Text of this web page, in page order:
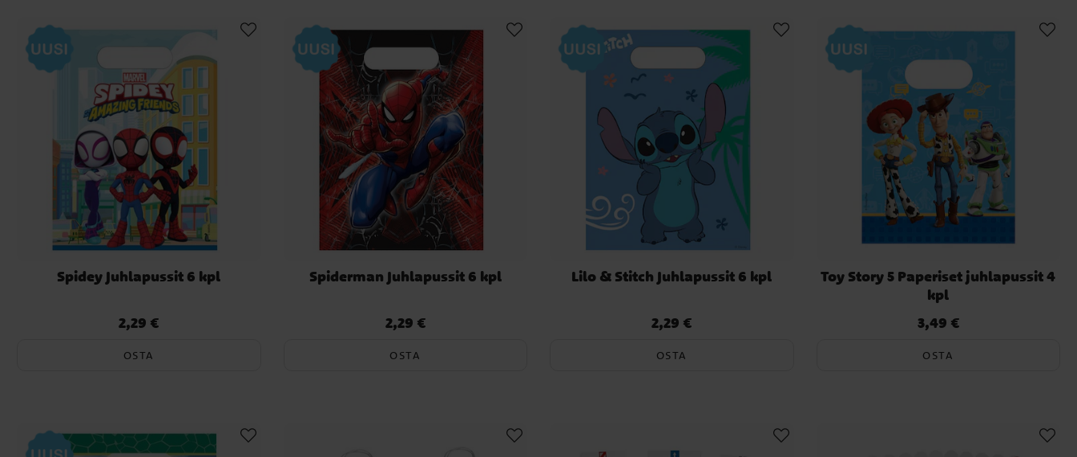
Spidey Juhlapussit 6 kpl
Hinta:2,29 €
2,29 €
OSTA
Spiderman Juhlapussit 6 kpl
Hinta:2,29 €
2,29 €
OSTA
Lilo & Stitch Juhlapussit 6 kpl
Hinta:2,29 €
2,29 €
OSTA
Toy Story 5 Paperiset juhlapussit 4
kpl
Hinta:3,49 €
3,49 €
OSTA